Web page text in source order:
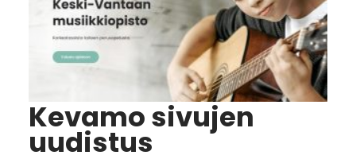
Kevamo sivujen
uudistus